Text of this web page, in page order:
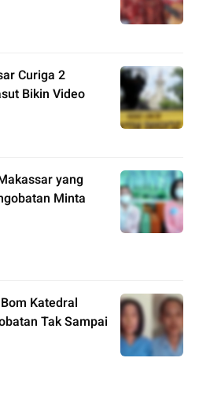
Curiga 2
Bikin Video
yang
Minta
Katedral
Tak Sampai